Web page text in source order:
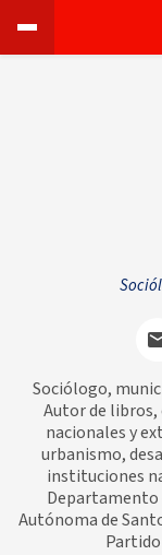
Sociólogo,
Autor de libros,
nacionales y
urbanismo,
instituciones
Departamento
Autónoma de